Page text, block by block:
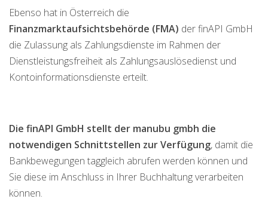
Ebenso hat in Österreich die
Finanzmarktaufsichtsbehörde (FMA) der finAPI GmbH
die Zulassung als Zahlungsdienste im Rahmen der
Dienstleistungsfreiheit als Zahlungsauslösedienst und
Kontoinformationsdienste erteilt.
Die finAPI GmbH stellt der manubu gmbh die
notwendigen Schnittstellen zur Verfügung, damit die
Bankbewegungen taggleich abrufen werden können und
Sie diese im Anschluss in Ihrer Buchhaltung verarbeiten
können.